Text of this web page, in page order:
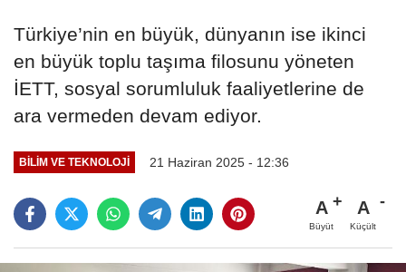
Türkiye’nin en büyük, dünyanın ise ikinci
en büyük toplu taşıma filosunu yöneten
İETT, sosyal sorumluluk faaliyetlerine de
ara vermeden devam ediyor.
BILIM VE TEKNOLOJI 21 Haziran 2025 - 12:36
A
Büyüt
A
Küçült